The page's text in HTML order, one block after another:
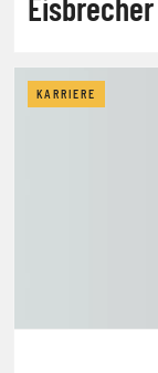
KARRIERE